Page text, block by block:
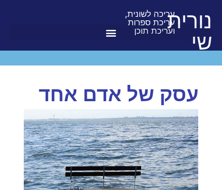
נורית
שי
עריכה לשונית,
עריכת ספרות
ועריכת תוכן
עסק של אדם אחד